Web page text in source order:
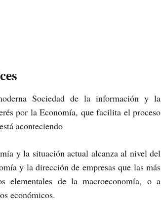
Sociedad de la información y la
por la Economía, que facilita el proceso
aconteciendo
y la situación actual alcanza al nivel del
y la dirección de empresas que las más
elementales de la macroeconomía, o a
económicos.